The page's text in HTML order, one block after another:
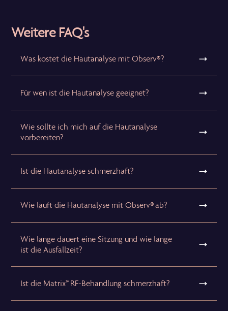
Weitere FAQ's
Was kostet die Hautanalyse mit Observ®?
Für wen ist die Hautanalyse geeignet?
Wie sollte ich mich auf die Hautanalyse
vorbereiten?
Ist die Hautanalyse schmerzhaft?
Wie läuft die Hautanalyse mit Observ® ab?
Wie lange dauert eine Sitzung und wie lange
ist die Ausfallzeit?
Ist die Matrix™ RF-Behandlung schmerzhaft?